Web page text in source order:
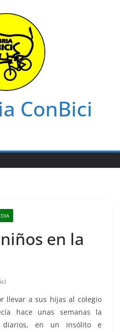
ConBici
en la
llevar a sus hijas al colegio
hace unas semanas la
diarios, en un insólito e